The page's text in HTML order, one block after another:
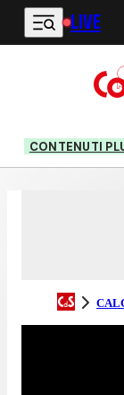
Vai al contenuto
LIVE
CONTENUTI